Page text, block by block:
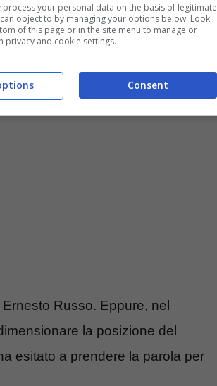
Russo. Eppure, nel
la posizione del
esitato a prendere la parola per
process your personal data on the basis of legitimate
object to by managing your options below. Look
of this page or in the site menu to manage or
privacy and cookie settings.
Consent